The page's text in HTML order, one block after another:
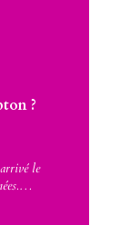
?
le